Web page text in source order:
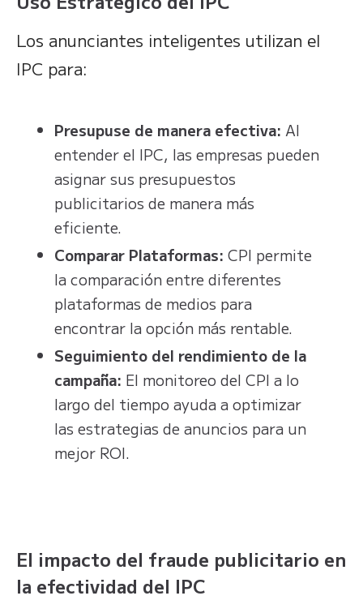
Los anunciantes inteligentes utilizan el
IPC para:
Presupuse de manera efectiva: Al
entender el IPC, las empresas pueden
asignar sus presupuestos
publicitarios de manera más
eficiente.
Comparar Plataformas: CPI permite
la comparación entre diferentes
plataformas de medios para
encontrar la opción más rentable.
Seguimiento del rendimiento de la
campaña: El monitoreo del CPI a lo
largo del tiempo ayuda a optimizar
las estrategias de anuncios para un
mejor ROI.
El impacto del fraude publicitario en
la efectividad del IPC